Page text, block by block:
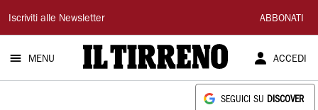
Il
Tirreno
Iscriviti alle Newsletter ABBONATI
MENU ACCEDI
SEGUICI SU DISCOVER